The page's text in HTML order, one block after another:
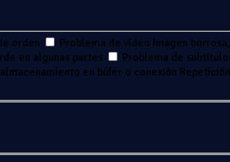
orden Problema de vídeo Imagen
en algunas partes Problema de
en búfer o conexión